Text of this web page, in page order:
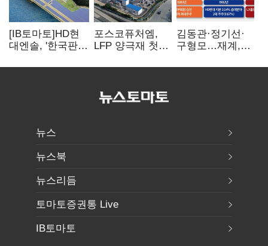
[IB토마토]HD현
대엔솔, '한국판
세액공제 선택이
포스코퓨처엠,
LFP 양극재 첫
ESS 시장 공략
김동관·정기선·
구형모…재계,
전성시대
뉴스
뉴스북
뉴스리듬
토마토증권통 Live
IB토마토